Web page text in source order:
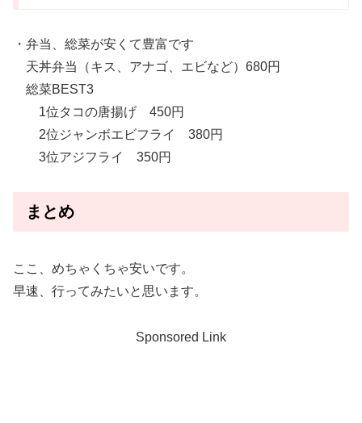
・弁当、総菜が安くて豊富です
天丼弁当（キス、アナゴ、エビなど）680円
総菜BEST3
1位タコの唐揚げ 450円
2位ジャンボエビフライ 380円
3位アジフライ 350円
まとめ
ここ、めちゃくちゃ安いです。
早速、行ってみたいと思います。
Sponsored Link